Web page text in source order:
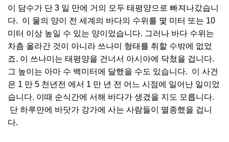
이 담수가 단 3 일 만에 거의 모두 태평양으로 빠져나갔습니
다. 이 물의 양이 전 세계의 바다의 수위를 몇 미터 또는 10
미터 이상 높일 수 있는 양이었습니다. 그러나 바다 수위는
차츰 올라간 것이 아니라 쓰나미 형태를 취할 수밖에 없었
죠. 이 쓰나미는 태평양을 건너서 아시아에 닥쳤을 겁니다.
그 높이는 아마 수 백미터에 달했을 수도 있습니다. 이 사건
은 1 만 5 천년전 에서 1 만 년 전 어느 시점에 일어난 일이었
습니다. 이때 순식간에 서해 바다가 생겼을 지도 모릅니다.
단 하루만에 바닷가 강가에 사는 사람들이 멸종했을 겁니
다.